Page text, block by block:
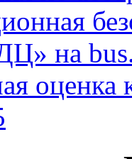
на
оценка